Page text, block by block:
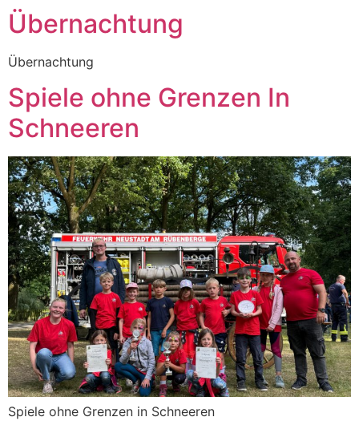
Übernachtung
Übernachtung
Spiele ohne Grenzen In
Schneeren
Spiele ohne Grenzen in Schneeren